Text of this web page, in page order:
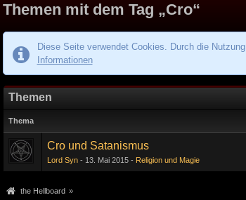
Themen mit dem Tag „Cro“
Diese Seite verwendet Cookies. Durch die
Informationen
Themen
Thema
Cro und Satanismus
Lord Syn 13. Mai 2015 Religion und Magie
the Hellboard »